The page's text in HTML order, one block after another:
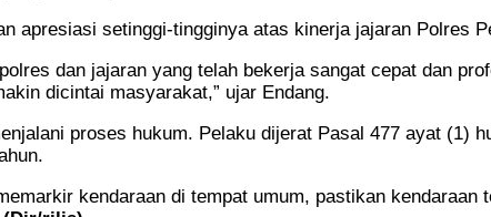
apresiasi setinggi-tingginya atas kinerja jajaran Polres
dan jajaran yang telah bekerja sangat cepat dan
dicintai masyarakat,” ujar Endang.
proses hukum. Pelaku dijerat Pasal 477 ayat (1)
kendaraan di tempat umum, pastikan kendaraan